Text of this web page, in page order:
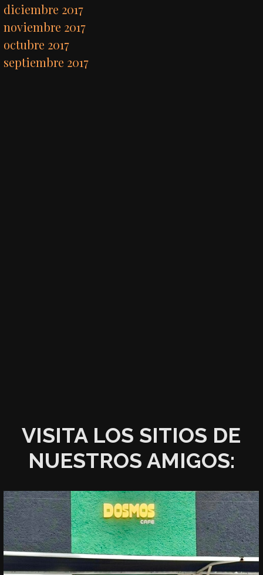
diciembre 2017
noviembre 2017
octubre 2017
septiembre 2017
VISITA LOS SITIOS DE
NUESTROS AMIGOS: